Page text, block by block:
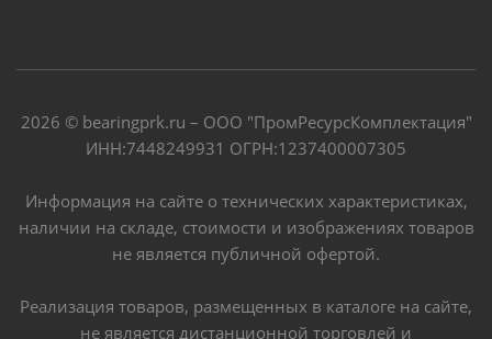
2026 © bearingprk.ru – ООО "ПромРесурсКомплектация"
ИНН:7448249931 ОГРН:1237400007305
Информация на сайте о технических характеристиках,
наличии на складе, стоимости и изображениях товаров
не является публичной офертой.
Реализация товаров, размещенных в каталоге на сайте,
не является дистанционной торговлей и